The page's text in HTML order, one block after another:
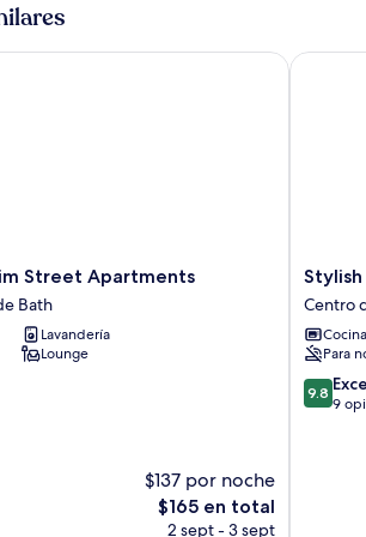
Street Apartments
Bath
Lavandería
Lounge
$137 por noche
El
precio
$165 en total
2 sept - 3 sept
Apartments
Stylish
Wood
Street
Centro
de
la
Centro
Cocina
Para
9.8
de
9.8
9
Stylish